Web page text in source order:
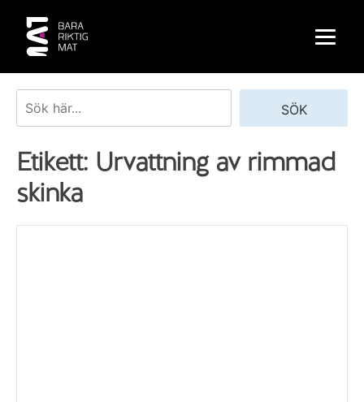
content
SÖK
Etikett: Urvattning av rimmad
skinka